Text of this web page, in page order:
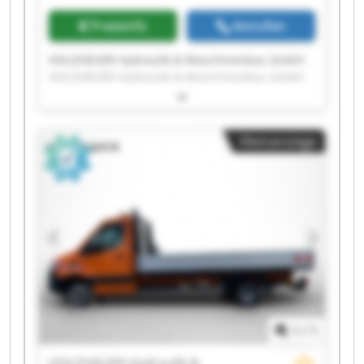
Preisinfo Anrufen
HOLZHÄUER Hydraulik & Maschinenbau GmbH
HOLZHÄUER Hydraulik & Maschinenbau GmbH
HOLZHÄUER Hydraulik & Maschinenbau GmbH
HOLZHÄUER Hydraulik & Maschinenbau GmbH
HOLZHÄUER Hydraulik & Maschinenbau GmbH
HOLZHÄUER Hydraulik & Maschinenbau GmbH
HOLZHÄUER Hydraulik & Maschinenbau GmbH
HOLZHÄUER Hydraulik & Maschinenbau GmbH
HOLZHÄUER Hydraulik & Maschinenbau GmbH
HOLZHÄUER Hydraulik & Maschinenbau GmbH
HOLZHÄUER Hydraulik & Maschinenbau GmbH
HOLZHÄUER Hydraulik & Maschinenbau GmbH
HOLZHÄUER Hydraulik & Maschinenbau GmbH
HOLZHÄUER Hydraulik & Maschinenbau GmbH
HOLZHÄUER Hydraulik & Maschinenbau GmbH
Kleinanzeige